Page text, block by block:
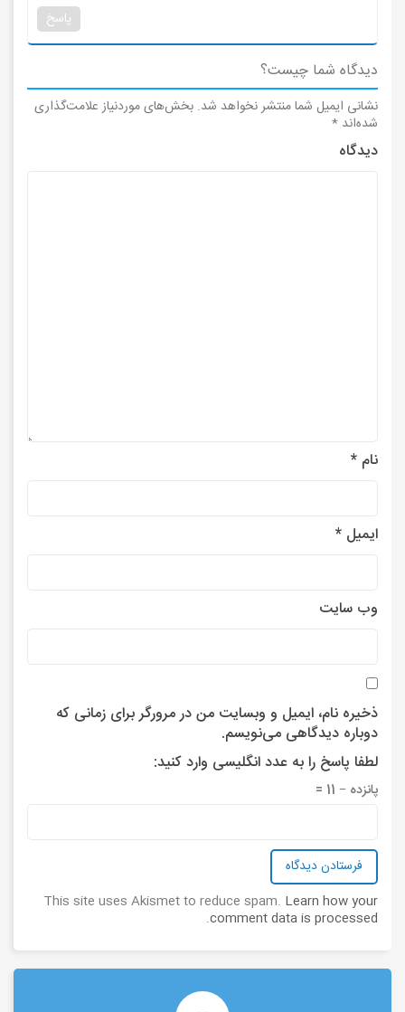
پاسخ
دیدگاه شما چیست؟
نشانی ایمیل شما منتشر نخواهد شد. بخش‌های موردنیاز علامت‌گذاری
شده‌اند *
دیدگاه
نام *
ایمیل *
وب‌ سایت
ذخیره نام، ایمیل و وبسایت من در مرورگر برای زمانی که
دوباره دیدگاهی می‌نویسم.
لطفا پاسخ را به عدد انگلیسی وارد کنید:
پانزده − 11 =
This site uses Akismet to reduce spam. Learn how your
comment data is processed
.